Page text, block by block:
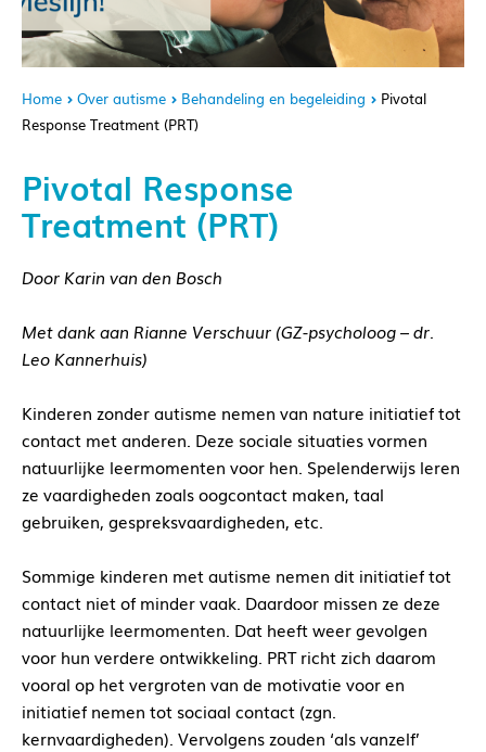
Home Over autisme Behandeling en begeleiding
Pivotal
Response Treatment (PRT)
Pivotal Response
Treatment (PRT)
Door Karin van den Bosch
Met dank aan Rianne Verschuur (GZ-psycholoog – dr.
Leo Kannerhuis)
Kinderen zonder autisme nemen van nature initiatief tot
contact met anderen. Deze sociale situaties vormen
natuurlijke leermomenten voor hen. Spelenderwijs leren
ze vaardigheden zoals oogcontact maken, taal
gebruiken, gespreksvaardigheden, etc.
Sommige kinderen met autisme nemen dit initiatief tot
contact niet of minder vaak. Daardoor missen ze deze
natuurlijke leermomenten. Dat heeft weer gevolgen
voor hun verdere ontwikkeling. PRT richt zich daarom
vooral op het vergroten van de motivatie voor en
initiatief nemen tot sociaal contact (zgn.
kernvaardigheden). Vervolgens zouden ‘als vanzelf’